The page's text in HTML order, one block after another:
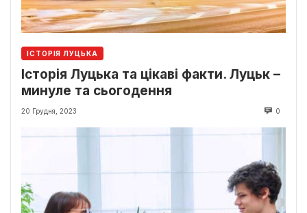
ІСТОРІЯ ЛУЦЬКА
Історія Луцька та цікаві факти. Луцьк –
минуле та сьогодення
20 Грудня, 2023 0